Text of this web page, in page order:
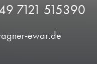
7121 515390
ewar.de